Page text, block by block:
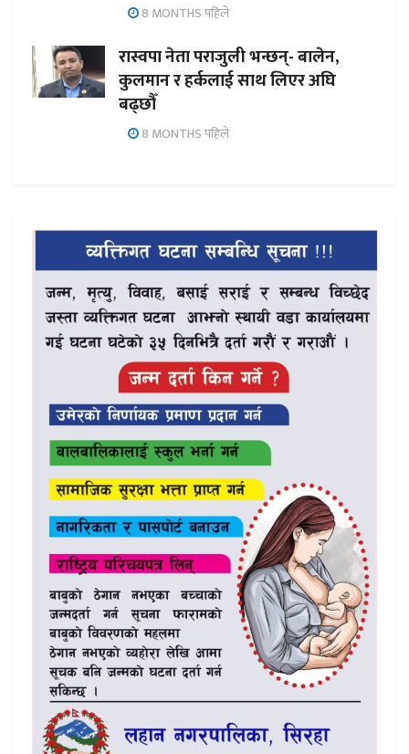
8 MONTHS पहिले
रास्वपा नेता पराजुली भन्छन्- बालेन,
कुलमान र हर्कलाई साथ लिएर अघि
बढ्छौँ
8 MONTHS पहिले